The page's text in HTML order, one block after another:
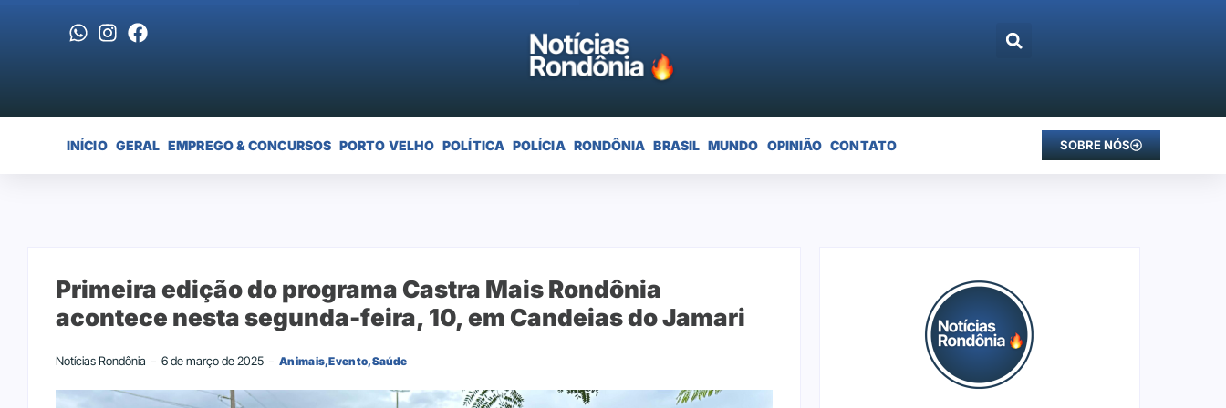
INÍCIO GERAL EMPREGO & CONCURSOS PORTO VELHO POLÍTICA POLÍCIA RONDÔNIA BRASIL MUNDO OPINIÃO CONTATO SOBRE NÓS
Primeira edição do programa Castra Mais Rondônia
acontece nesta segunda-feira, 10, em Candeias do Jamari
Notícias Rondônia 6 de março de 2025 Animais,Evento,Saúde